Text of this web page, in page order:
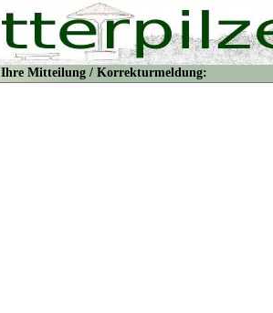
Ihre Mitteilung / Korrekturmeldung: